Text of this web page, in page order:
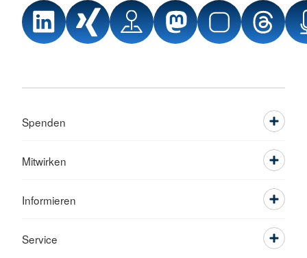
Spenden
Mitwirken
Informieren
Service